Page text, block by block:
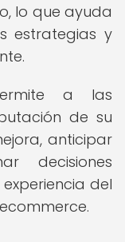
lo que ayuda
estrategias y
a las
de su
anticipar
decisiones
del